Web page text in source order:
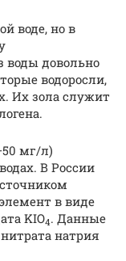
воде, но в
воды довольно
водоросли,
Их зола служит
мг/л)
В России
в виде
KIO4. Данные
натрия